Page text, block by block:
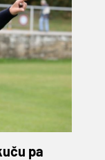
pa